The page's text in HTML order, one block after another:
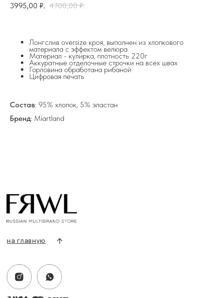
3995,00 ₽. 4700,00 ₽.
Лонгслив oversize кроя, выполнен из хлопкового
материала с эффектом велюра
Материал - кулирка, плотность 220г
Аккуратные отделочные строчки на всех швах
Горловина обработана рибаной
Цифровая печать
Состав: 95% хлопок, 5% эластан
Бренд: Miartland
Разделы сайта
Оплата и доставка
Контакты, реквизиты
Информация
Политика конфиденциальности
г. Казань, ул. Кремлевская, 2а ПН-ВС с 11:00 до 20:00